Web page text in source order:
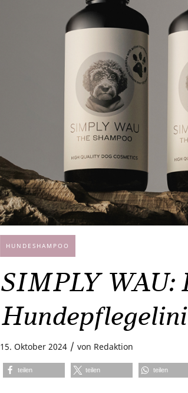
HUNDESHAMPOO
SIMPLY WAU:
15. Oktober 2024 / von Redaktion
teilen teilen teilen